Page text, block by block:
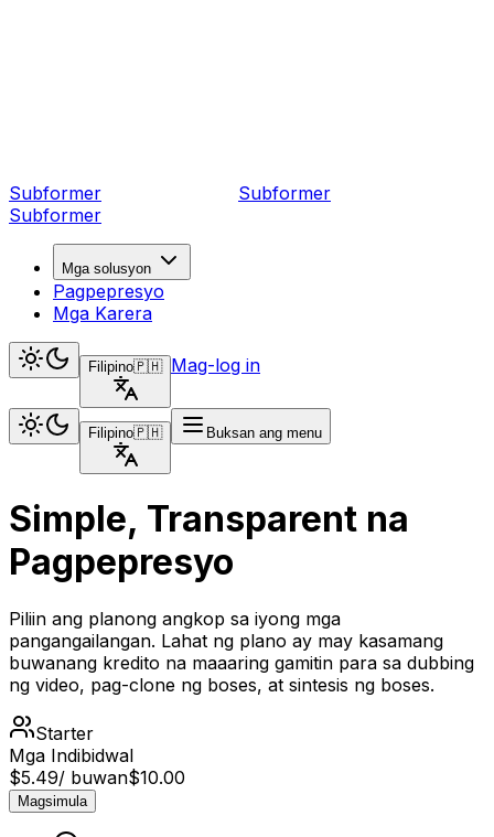
Subformer Subformer
Subformer
Mga solusyon
Pagpepresyo
Mga Karera
Filipino🇵🇭 Mag-log in
Filipino🇵🇭 Buksan ang menu
Simple, Transparent na
Pagpepresyo
Piliin ang planong angkop sa iyong mga
pangangailangan. Lahat ng plano ay may kasamang
buwanang kredito na maaaring gamitin para sa dubbing
ng video, pag-clone ng boses, at sintesis ng boses.
Starter
Mga Indibidwal
$5.49/ buwan$10.00
Magsimula